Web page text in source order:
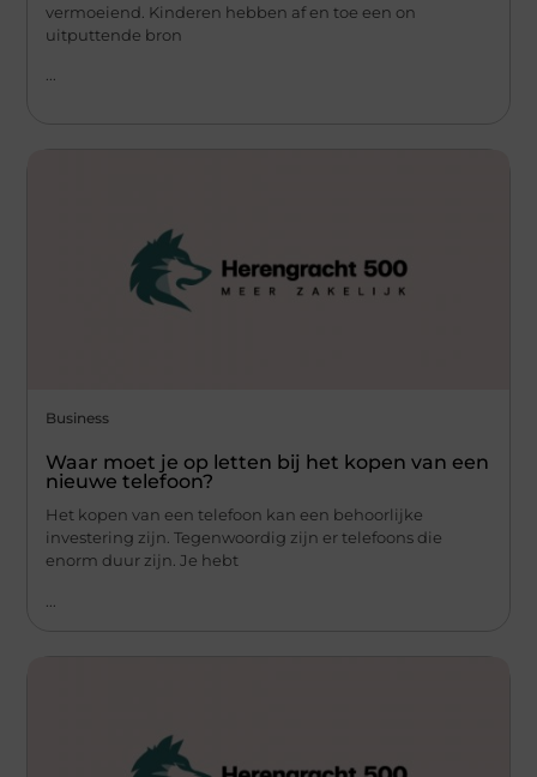
vermoeiend. Kinderen hebben af en toe een on
uitputtende bron
...
Business
Waar moet je op letten bij het kopen van een
nieuwe telefoon?
Het kopen van een telefoon kan een behoorlijke
investering zijn. Tegenwoordig zijn er telefoons die
enorm duur zijn. Je hebt